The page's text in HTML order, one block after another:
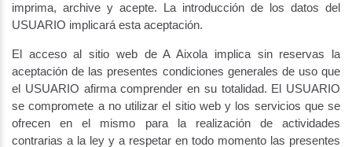
imprima, archive y acepte. La introducción de los datos del
USUARIO implicará esta aceptación.
El acceso al sitio web de A Aixola implica sin reservas la
aceptación de las presentes condiciones generales de uso que
el USUARIO afirma comprender en su totalidad. El USUARIO
se compromete a no utilizar el sitio web y los servicios que se
ofrecen en el mismo para la realización de actividades
contrarias a la ley y a respetar en todo momento las presentes